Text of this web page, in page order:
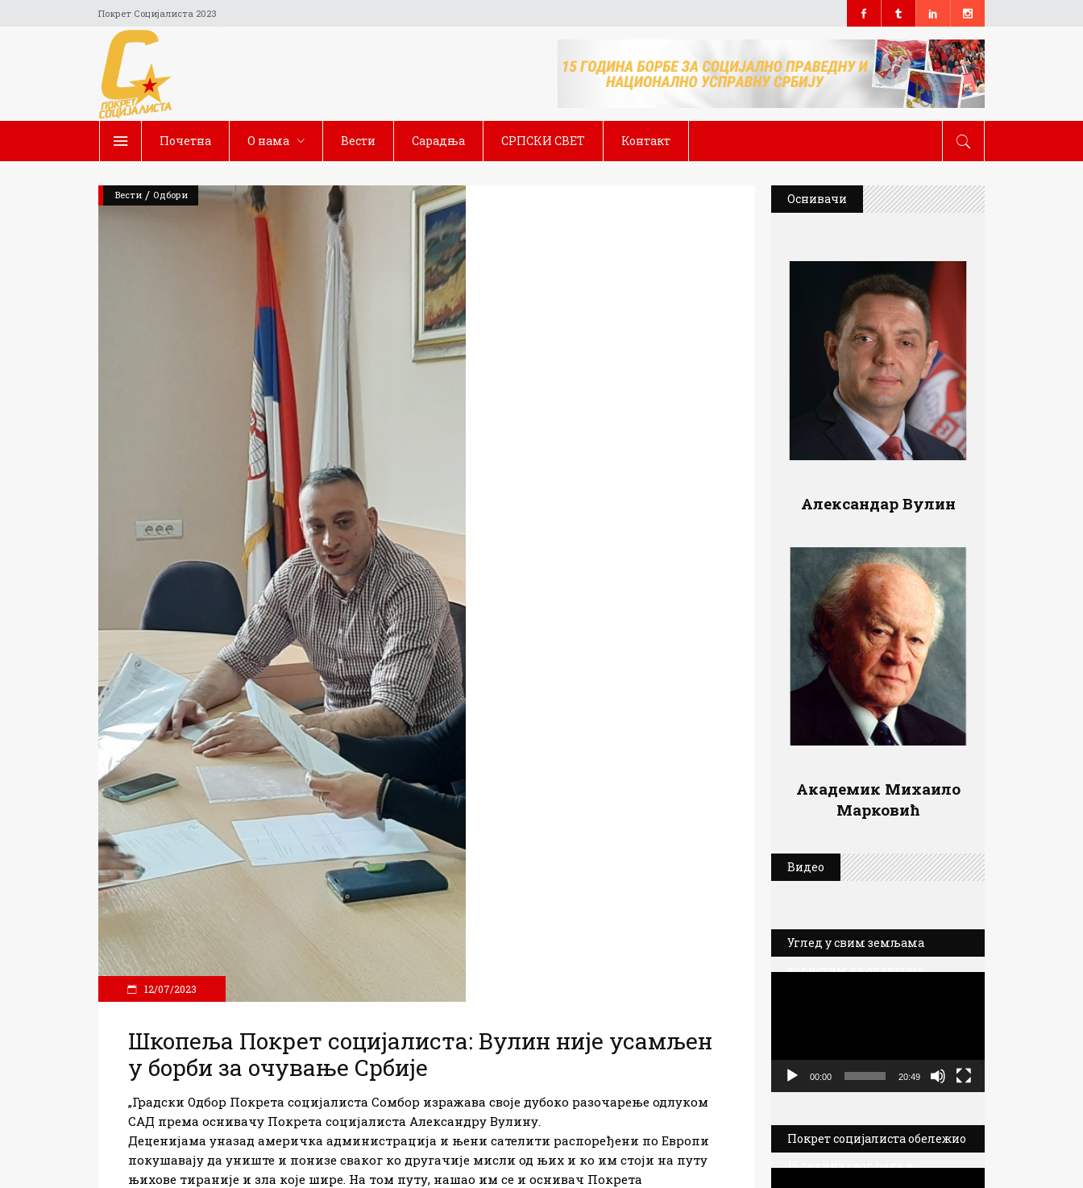
Покрет Социјалиста 2023
Почетна O нама Вести Сарадња СРПСКИ СВЕТ Контакт
Вести / Одбори
12/07/2023
Шкопеља Покрет социјалиста: Вулин није усамљен
у борби за очување Србије​
„Градски Одбор Покрета социјалиста Сомбор изражава своје дубоко разочарење одлуком
САД према оснивачу Покрета социјалиста Александру Вулину.​
Деценијама уназад америчка​ администрација и њени сателити распоређени по Европи
покушавају да униште и понизе сваког ко другачије мисли од њих и ко им стоји на путу
њихове тираније и зла које шире. На том путу, нашао им се и оснивач Покрета
Оснивачи
Александар Вулин
Академик Михаило
Марковић
Видео
Углед у свим земљама
користим да олакшам
00:00 20:49
Покрет социјалиста обележио
15 година свог рада и